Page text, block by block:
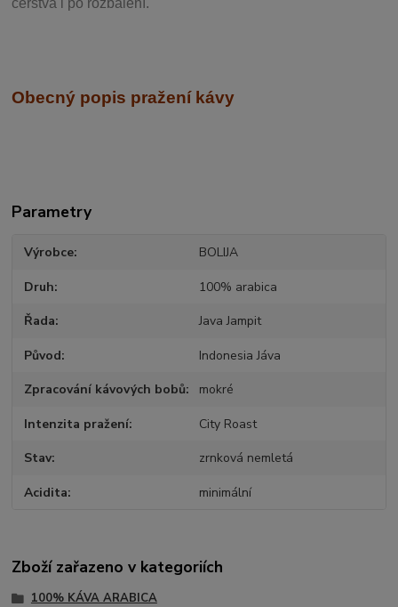
čerstvá i po rozbalení.
Obecný popis pražení kávy
Parametry
Výrobce BOLIJA
Druh 100% arabica
Řada Java Jampit
Původ Indonesia Jáva
Zpracování kávových bobů mokré
Intenzita pražení City Roast
Stav zrnková nemletá
Acidita minimální
Zboží zařazeno v kategoriích
100% KÁVA ARABICA